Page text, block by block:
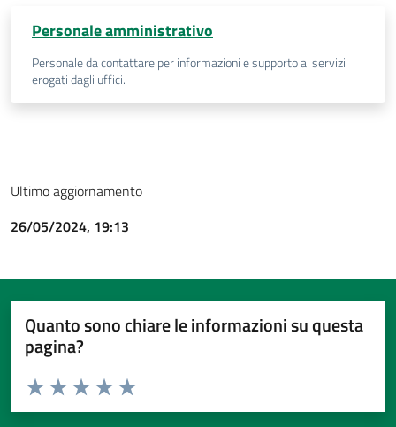
Personale amministrativo
Personale da contattare per informazioni e supporto ai servizi
erogati dagli uffici.
Ultimo aggiornamento
26/05/2024, 19:13
Quanto sono chiare le informazioni su questa
pagina?
Valuta da 1 a 5 stelle la pagina
Valuta 5 stelle su 5
Valuta 4 stelle su 5
Valuta 3 stelle su 5
Valuta 2 stelle su 5
Valuta 1 stelle su 5